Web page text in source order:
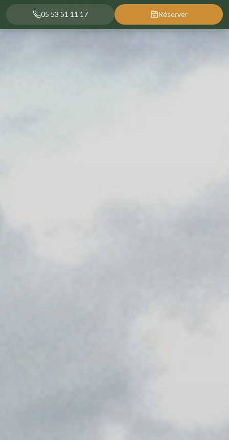
05 53 51 11 17 Réserver